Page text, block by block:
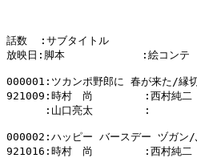
話数  :サブタイトル
放映日:脚本            :絵コン
000001:ツカンポ野郎に 春が来た/縁
921009:時村　尚        :西村
:山口亮太        :
000002:ハッピー バースデー ヅガン/
921016:時村　尚        :西村純